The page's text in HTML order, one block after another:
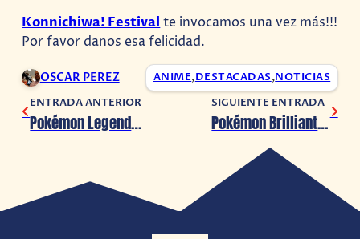
Konnichiwa! Festival te invocamos una vez más!!!
Por favor danos esa felicidad.
OSCAR PEREZ ANIME,DESTACADAS,NOTICIAS
ENTRADA ANTERIOR
Pokémon Legends Arceus es revelado en el Pokémon Presents
SIGUIENTE ENTRADA
Pokémon Brilliant Diamond y Shining Pearl son revelados